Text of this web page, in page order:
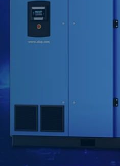
plus
à
votre
stables,